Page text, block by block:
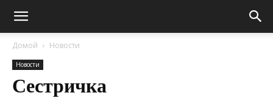
Домой Новости
Новости
Сестричка